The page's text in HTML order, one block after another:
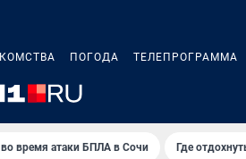
ПОГОДА ТЕЛЕПРОГРАММА
во время атаки БПЛА в Сочи Где